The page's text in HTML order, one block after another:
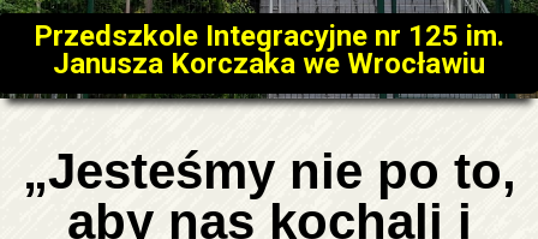
Przedszkole Integracyjne nr 125 im.
Janusza Korczaka we Wrocławiu
„Jesteśmy nie po to,
aby nas kochali i